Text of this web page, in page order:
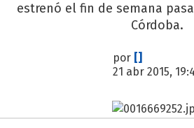
estrenó el fin de semana
Córdoba.
por []
21 abr 2015,